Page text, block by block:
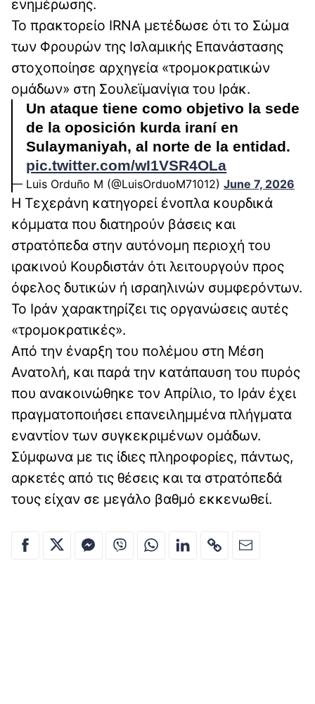
ενημέρωσης.
Το πρακτορείο IRNA μετέδωσε ότι το Σώμα
των Φρουρών της Ισλαμικής Επανάστασης
στοχοποίησε αρχηγεία «τρομοκρατικών
ομάδων» στη Σουλεϊμανίγια του Ιράκ.
Un ataque tiene como objetivo la sede
de la oposición kurda iraní en
Sulaymaniyah, al norte de la entidad.
pic.twitter.com/wI1VSR4OLa
— Luis Orduño M (@LuisOrduoM71012) June 7, 2026
Η Τεχεράνη κατηγορεί ένοπλα κουρδικά
κόμματα που διατηρούν βάσεις και
στρατόπεδα στην αυτόνομη περιοχή του
ιρακινού Κουρδιστάν ότι λειτουργούν προς
όφελος δυτικών ή ισραηλινών συμφερόντων.
Το Ιράν χαρακτηρίζει τις οργανώσεις αυτές
«τρομοκρατικές».
Από την έναρξη του πολέμου στη Μέση
Ανατολή, και παρά την κατάπαυση του πυρός
που ανακοινώθηκε τον Απρίλιο, το Ιράν έχει
πραγματοποιήσει επανειλημμένα πλήγματα
εναντίον των συγκεκριμένων ομάδων.
Σύμφωνα με τις ίδιες πληροφορίες, πάντως,
αρκετές από τις θέσεις και τα στρατόπεδά
τους είχαν σε μεγάλο βαθμό εκκενωθεί.